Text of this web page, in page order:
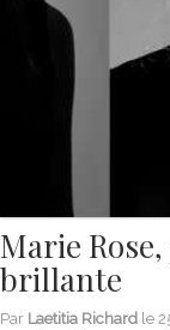
Marie
brillante
Par Laetitia Richard le